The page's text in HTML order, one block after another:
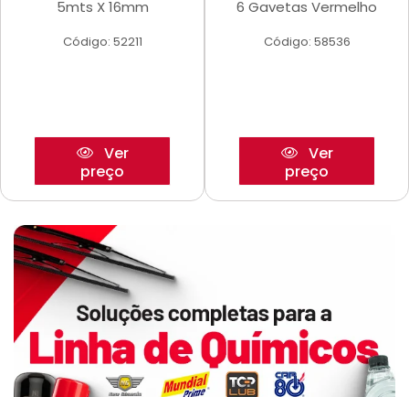
5mts X 16mm
Código: 52211
Ver
preço
6 Gavetas Vermelho
Código: 58536
Ver
preço